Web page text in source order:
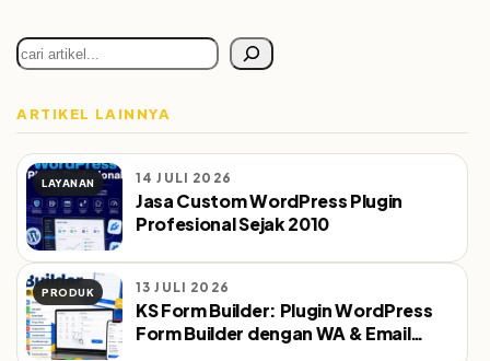
Cari
ARTIKEL LAINNYA
LAYANAN 14 JULI 2026
Jasa Custom WordPress Plugin
Profesional Sejak 2010
PRODUK 13 JULI 2026
KS Form Builder: Plugin WordPress
Form Builder dengan WA & Email